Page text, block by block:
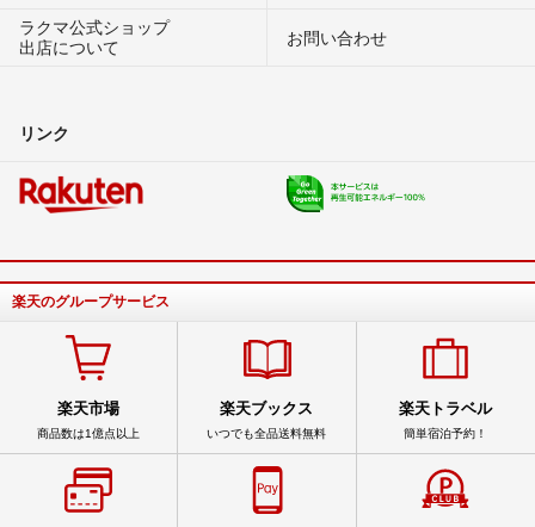
ラクマ公式ショップ
出店について
お問い合わせ
リンク
楽天のグループサービス
楽天市場
商品数は1億点以上
楽天ブックス
いつでも全品送料無料
楽天トラベル
簡単宿泊予約！